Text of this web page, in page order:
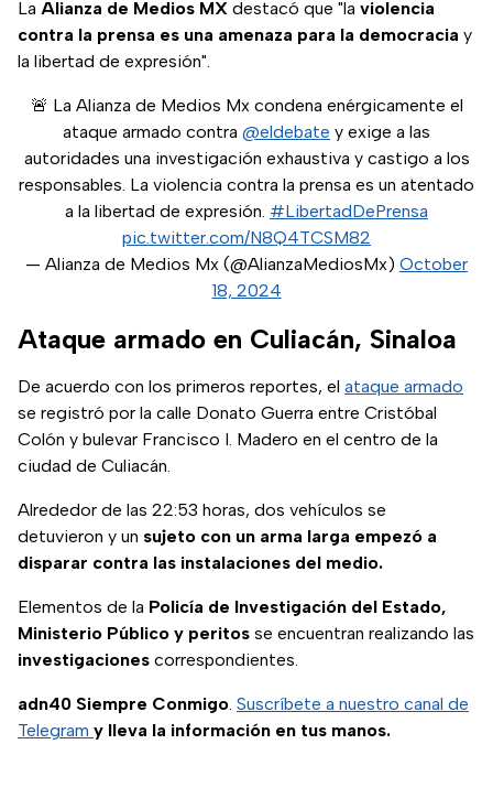
La Alianza de Medios MX destacó que "la violencia
contra la prensa es una amenaza para la democracia y
la libertad de expresión".
🚨 La Alianza de Medios Mx condena enérgicamente el
ataque armado contra @eldebate y exige a las
autoridades una investigación exhaustiva y castigo a los
responsables. La violencia contra la prensa es un atentado
a la libertad de expresión. #LibertadDePrensa
pic.twitter.com/N8Q4TCSM82
— Alianza de Medios Mx (@AlianzaMediosMx) October
18, 2024
Ataque armado en Culiacán, Sinaloa
De acuerdo con los primeros reportes, el ataque armado
se registró por la calle Donato Guerra entre Cristóbal
Colón y bulevar Francisco I. Madero en el centro de la
ciudad de Culiacán.
Alrededor de las 22:53 horas, dos vehículos se
detuvieron y un sujeto con un arma larga empezó a
disparar contra las instalaciones del medio.
Elementos de la Policía de Investigación del Estado,
Ministerio Público y peritos se encuentran realizando las
investigaciones correspondientes.
adn40 Siempre Conmigo. Suscríbete a nuestro canal de
Telegram y lleva la información en tus manos.